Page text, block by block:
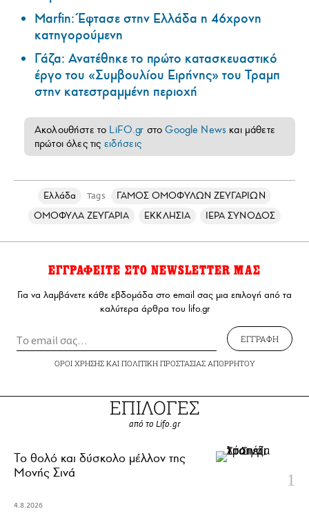
Marfin: Έφτασε στην Ελλάδα η 46χρονη
κατηγορούμενη
Γάζα: Ανατέθηκε το πρώτο κατασκευαστικό
έργο του «Συμβουλίου Ειρήνης» του Τραμπ
στην κατεστραμμένη περιοχή
Ακολουθήστε το LiFO.gr στοGoogle News και μάθετε
πρώτοι όλες τις ειδήσεις
Ελλάδα Tags
ΓΑΜΟΣ ΟΜΟΦΥΛΩΝ ΖΕΥΓΑΡΙΩΝ
ΟΜΟΦΥΛΑ ΖΕΥΓΑΡΙΑ
ΕΚΚΛΗΣΙΑ ΙΕΡΑ ΣΥΝΟΔΟΣ
ΕΓΓΡΑΦΕΙΤΕ ΣΤΟ NEWSLETTER ΜΑΣ
Για να λαμβάνετε κάθε εβδομάδα στο email σας μια επιλογή από τα
καλύτερα άρθρα του lifo.gr
ΕΓΓΡΑΦΗ
ΟΡΟΙ ΧΡΗΣΗΣΚΑΙ ΠΟΛΙΤΙΚΗ ΠΡΟΣΤΑΣΙΑΣ ΑΠΟΡΡΗΤΟΥ
ΕΠΙΛΟΓΕΣ
από το Lifo.gr
Το θολό και δύσκολο μέλλον της
Μονής Σινά
4.8.2026